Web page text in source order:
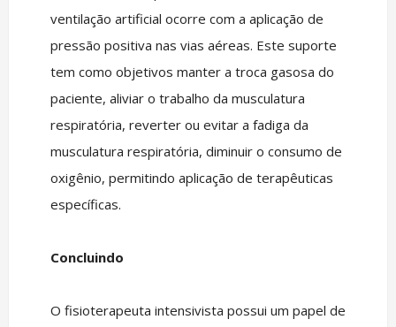
ventilação artificial ocorre com a aplicação de
pressão positiva nas vias aéreas. Este suporte
tem como objetivos manter a troca gasosa do
paciente, aliviar o trabalho da musculatura
respiratória, reverter ou evitar a fadiga da
musculatura respiratória, diminuir o consumo de
oxigênio, permitindo aplicação de terapêuticas
específicas.
Concluindo
O fisioterapeuta intensivista possui um papel de